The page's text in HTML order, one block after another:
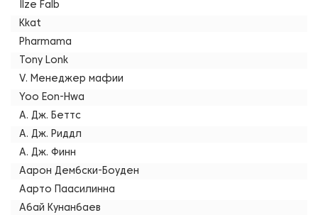
Ilze Falb
Kkat
Pharmama
Tony Lonk
V. Менеджер мафии
Yoo Eon-Hwa
А. Дж. Беттс
А. Дж. Риддл
А. Дж. Финн
Аарон Дембски-Боуден
Аарто Паасилинна
Абай Кунанбаев